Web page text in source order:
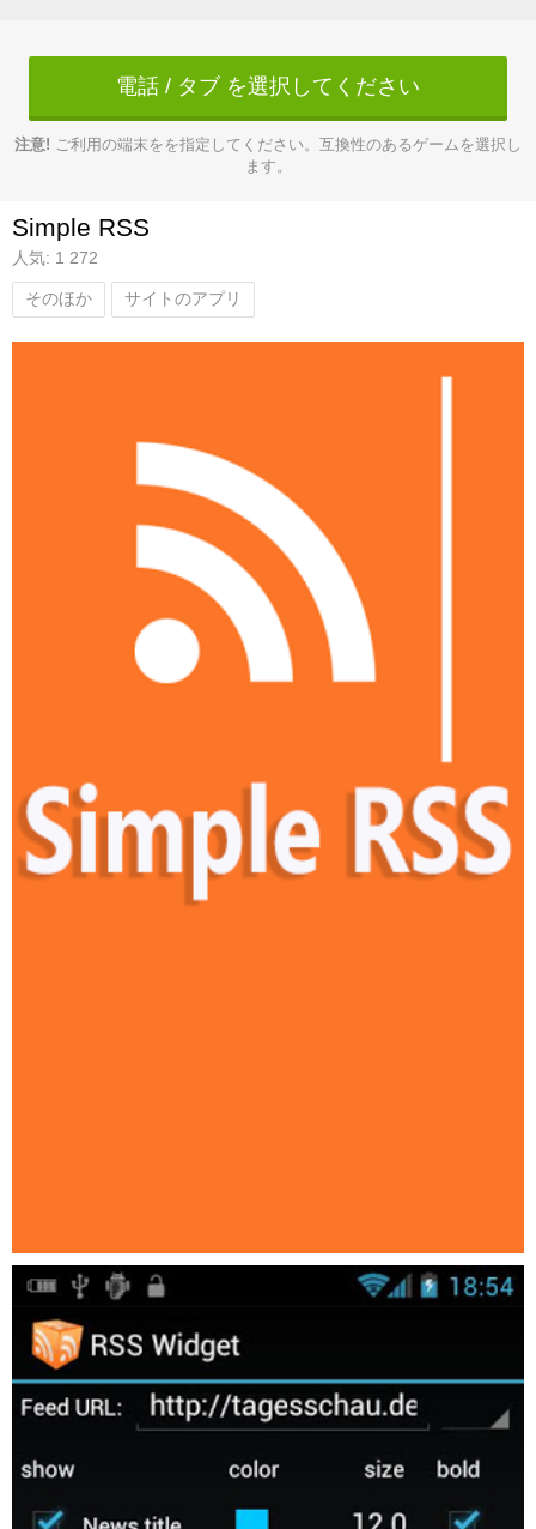
電話 / タブ を選択してください
注意! ご利用の端末をを指定してください。互換性のあるゲームを選択し
ます。
Simple RSS
人気: 1 272
そのほか サイトのアプリ